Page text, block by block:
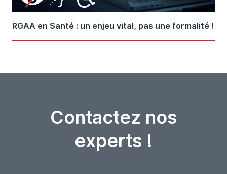
RGAA en Santé : un enjeu vital, pas une formalité !
Contactez nos
experts !